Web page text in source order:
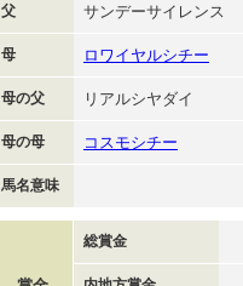
父 サンデーサイレンス
母 ロワイヤルシチー
母の父 リアルシヤダイ
母の母 コスモシチー
馬名意味
総賞金